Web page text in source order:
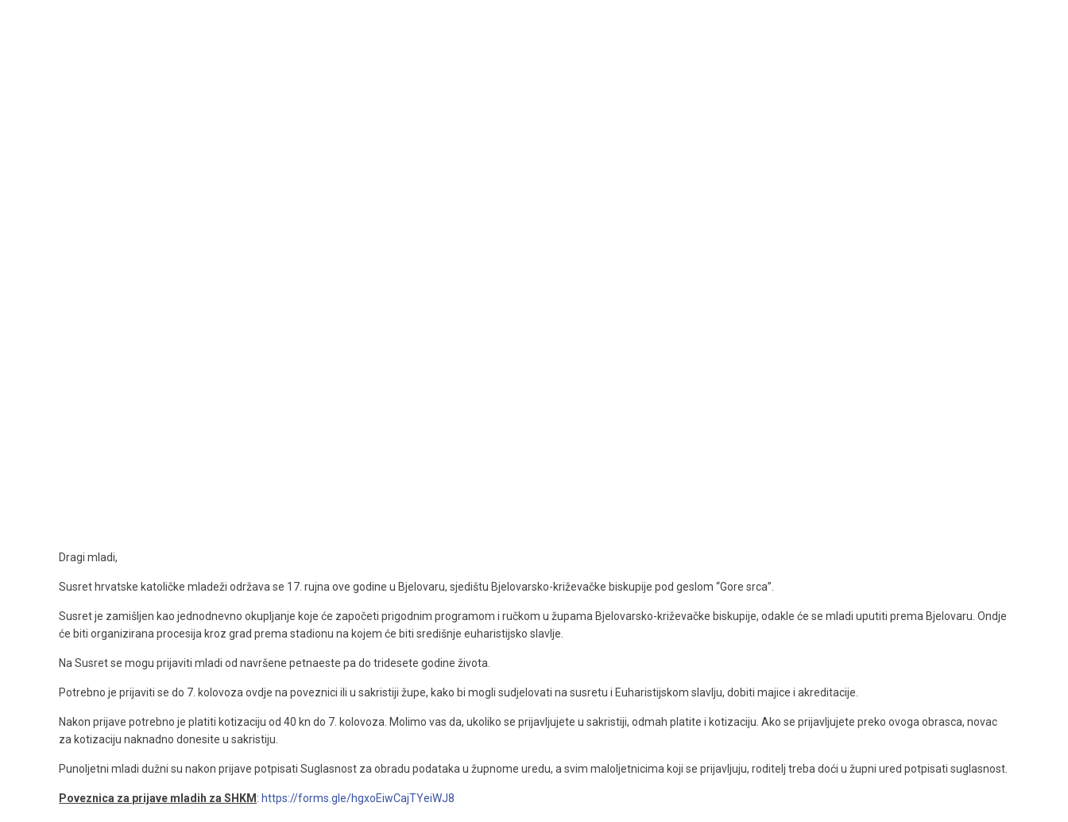
Dragi mladi,
Susret hrvatske katoličke mladeži održava se 17. rujna ove godine u Bjelovaru, sjedištu Bjelovarsko-križevačke biskupije pod geslom “Gore srca”.
Susret je zamišljen kao jednodnevno okupljanje koje će započeti prigodnim programom i ručkom u župama Bjelovarsko-križevačke biskupije, odakle će se mladi uputiti prema Bjelovaru. Ondje
će biti organizirana procesija kroz grad prema stadionu na kojem će biti središnje euharistijsko slavlje.
Na Susret se mogu prijaviti mladi od navršene petnaeste pa do tridesete godine života.
Potrebno je prijaviti se do 7. kolovoza ovdje na poveznici ili u sakristiji župe, kako bi mogli sudjelovati na susretu i Euharistijskom slavlju, dobiti majice i akreditacije.
Nakon prijave potrebno je platiti kotizaciju od 40 kn do 7. kolovoza. Molimo vas da, ukoliko se prijavljujete u sakristiji, odmah platite i kotizaciju. Ako se prijavljujete preko ovoga obrasca, novac
za kotizaciju naknadno donesite u sakristiju.
Punoljetni mladi dužni su nakon prijave potpisati Suglasnost za obradu podataka u župnome uredu, a svim maloljetnicima koji se prijavljuju, roditelj treba doći u župni ured potpisati suglasnost.
Poveznica za prijave mladih za SHKM : https://forms.gle/hgxoEiwCajTYeiWJ8